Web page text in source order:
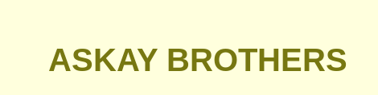
ASKAY BROTHERS